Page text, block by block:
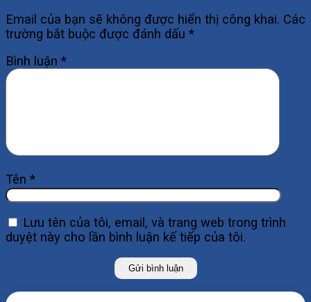
Email của bạn sẽ không được hiển thị công khai. Các
trường bắt buộc được đánh dấu *
Bình luận *
Tên *
Lưu tên của tôi, email, và trang web trong trình
duyệt này cho lần bình luận kế tiếp của tôi.